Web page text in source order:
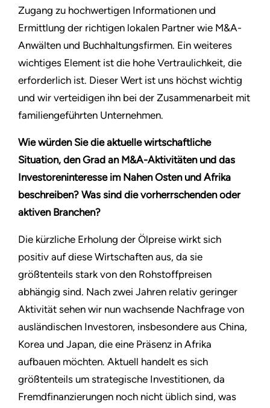
Zugang zu hochwertigen Informationen und
Ermittlung der richtigen lokalen Partner wie M&A-
Anwälten und Buchhaltungsfirmen. Ein weiteres
wichtiges Element ist die hohe Vertraulichkeit, die
erforderlich ist. Dieser Wert ist uns höchst wichtig
und wir verteidigen ihn bei der Zusammenarbeit mit
familiengeführten Unternehmen.
Wie würden Sie die aktuelle wirtschaftliche
Situation, den Grad an M&A-Aktivitäten und das
Investoreninteresse im Nahen Osten und Afrika
beschreiben? Was sind die vorherrschenden oder
aktiven Branchen?
Die kürzliche Erholung der Ölpreise wirkt sich
positiv auf diese Wirtschaften aus, da sie
größtenteils stark von den Rohstoffpreisen
abhängig sind. Nach zwei Jahren relativ geringer
Aktivität sehen wir nun wachsende Nachfrage von
ausländischen Investoren, insbesondere aus China,
Korea und Japan, die eine Präsenz in Afrika
aufbauen möchten. Aktuell handelt es sich
größtenteils um strategische Investitionen, da
Fremdfinanzierungen noch nicht üblich sind, was